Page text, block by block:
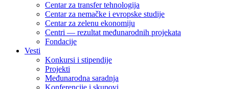
Centar za transfer tehnologija
Centar za nemačke i evropske studije
Centar za zelenu ekonomiju
Centri — rezultat međunarodnih projekata
Fondacije
Vesti
Konkursi i stipendije
Projekti
Međunarodna saradnja
Konferencije i skupovi